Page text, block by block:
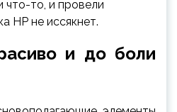
что-то, и провели
HP не иссякнет.
и до боли